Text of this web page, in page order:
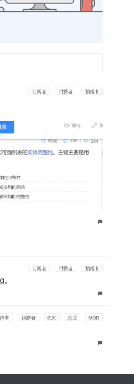
订阅者 付费者 捐赠者
订阅者 付费者 捐赠者
者 捐赠者 先知 恶龙 MOD